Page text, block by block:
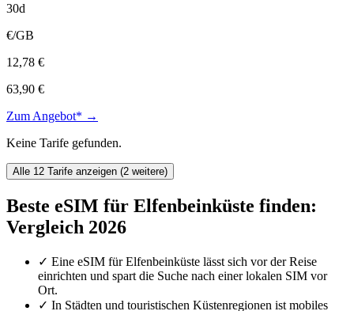
30d
€/GB
12,78 €
63,90 €
Zum Angebot* →
Keine Tarife gefunden.
Alle 12 Tarife anzeigen (2 weitere)
Beste eSIM für Elfenbeinküste finden:
Vergleich 2026
✓ Eine eSIM für Elfenbeinküste lässt sich vor der Reise
einrichten und spart die Suche nach einer lokalen SIM vor
Ort.
✓ In Städten und touristischen Küstenregionen ist mobiles